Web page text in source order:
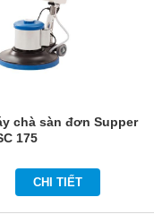
chà sàn đơn Supper
175
CHI TIẾT